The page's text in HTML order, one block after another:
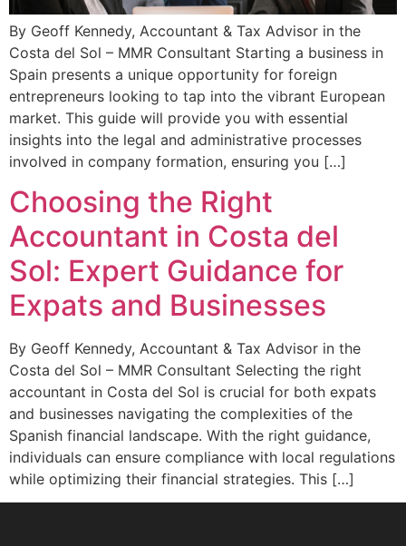
By Geoff Kennedy, Accountant & Tax Advisor in the
Costa del Sol – MMR Consultant Starting a business in
Spain presents a unique opportunity for foreign
entrepreneurs looking to tap into the vibrant European
market. This guide will provide you with essential
insights into the legal and administrative processes
involved in company formation, ensuring you […]
Choosing the Right
Accountant in Costa del
Sol: Expert Guidance for
Expats and Businesses
By Geoff Kennedy, Accountant & Tax Advisor in the
Costa del Sol – MMR Consultant Selecting the right
accountant in Costa del Sol is crucial for both expats
and businesses navigating the complexities of the
Spanish financial landscape. With the right guidance,
individuals can ensure compliance with local regulations
while optimizing their financial strategies. This […]